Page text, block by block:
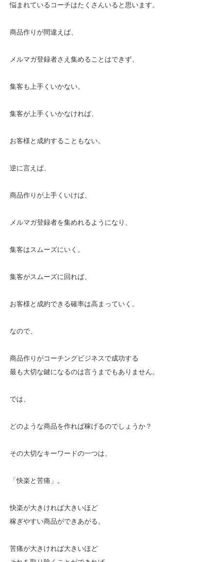
悩まれているコーチはたくさんいると思います。
商品作りが間違えば、
メルマガ登録者さえ集めることはできず、
集客も上手くいかない。
集客が上手くいかなければ、
お客様と成約することもない。
逆に言えば、
商品作りが上手くいけば、
メルマガ登録者を集めれるようになり、
集客はスムーズにいく。
集客がスムーズに回れば、
お客様と成約できる確率は高まっていく。
なので、
商品作りがコーチングビジネスで成功する
最も大切な鍵になるのは言うまでもありません。
では、
どのような商品を作れば稼げるのでしょうか？
その大切なキーワードの一つは、
「快楽と苦痛」。
快楽が大きければ大きいほど
稼ぎやすい商品ができあがる。
苦痛が大きければ大きいほど